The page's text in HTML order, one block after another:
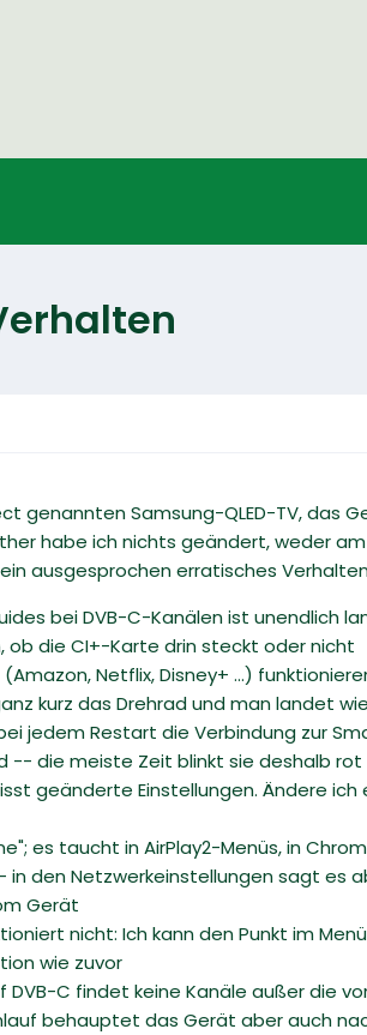
genannten Samsung-QLED-TV, das
habe ich nichts geändert, weder
ausgesprochen erratisches
bei DVB-C-Kanälen ist unendlich
ob die CI+-Karte drin steckt oder nicht
Netflix, Disney+ ...)
kurz das Drehrad und man landet
jedem Restart die Verbindung zur
-- die meiste Zeit blinkt sie deshalb rot
geänderte Einstellungen. Ändere
es taucht in AirPlay2-Menüs, in
in den Netzwerkeinstellungen sagt es
Gerät
nicht: Ich kann den Punkt im
wie zuvor
DVB-C findet keine Kanäle außer die
behauptet das Gerät aber auch